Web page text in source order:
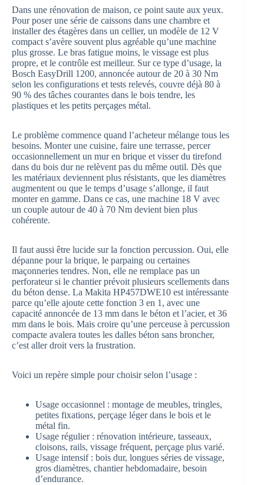
Dans une rénovation de maison, ce point saute aux yeux.
Pour poser une série de caissons dans une chambre et
installer des étagères dans un cellier, un modèle de 12 V
compact s’avère souvent plus agréable qu’une machine
plus grosse. Le bras fatigue moins, le vissage est plus
propre, et le contrôle est meilleur. Sur ce type d’usage, la
Bosch EasyDrill 1200, annoncée autour de 20 à 30 Nm
selon les configurations et tests relevés, couvre déjà 80 à
90 % des tâches courantes dans le bois tendre, les
plastiques et les petits perçages métal.
Le problème commence quand l’acheteur mélange tous les
besoins. Monter une cuisine, faire une terrasse, percer
occasionnellement un mur en brique et visser du tirefond
dans du bois dur ne relèvent pas du même outil. Dès que
les matériaux deviennent plus résistants, que les diamètres
augmentent ou que le temps d’usage s’allonge, il faut
monter en gamme. Dans ce cas, une machine 18 V avec
un couple autour de 40 à 70 Nm devient bien plus
cohérente.
Il faut aussi être lucide sur la fonction percussion. Oui, elle
dépanne pour la brique, le parpaing ou certaines
maçonneries tendres. Non, elle ne remplace pas un
perforateur si le chantier prévoit plusieurs scellements dans
du béton dense. La Makita HP457DWE10 est intéressante
parce qu’elle ajoute cette fonction 3 en 1, avec une
capacité annoncée de 13 mm dans le béton et l’acier, et 36
mm dans le bois. Mais croire qu’une perceuse à percussion
compacte avalera toutes les dalles béton sans broncher,
c’est aller droit vers la frustration.
Voici un repère simple pour choisir selon l’usage :
Usage occasionnel : montage de meubles, tringles,
petites fixations, perçage léger dans le bois et le
métal fin.
Usage régulier : rénovation intérieure, tasseaux,
cloisons, rails, vissage fréquent, perçage plus varié.
Usage intensif : bois dur, longues séries de vissage,
gros diamètres, chantier hebdomadaire, besoin
d’endurance.